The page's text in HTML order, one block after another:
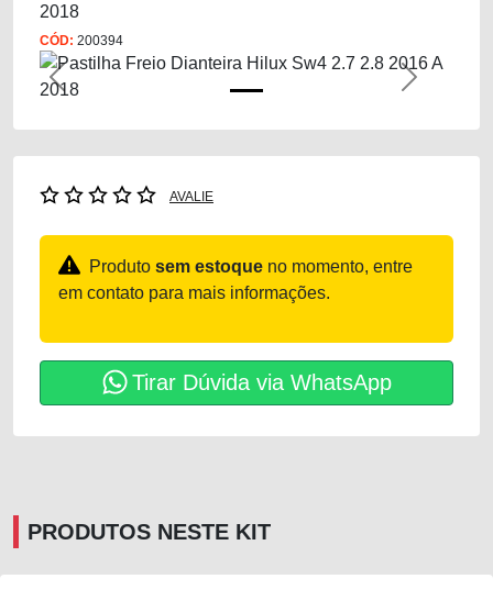
2018
CÓD: 200394
Previous Next
AVALIE
Produto sem estoque no momento, entre
em contato para mais informações.
Tirar Dúvida via WhatsApp
PRODUTOS NESTE KIT